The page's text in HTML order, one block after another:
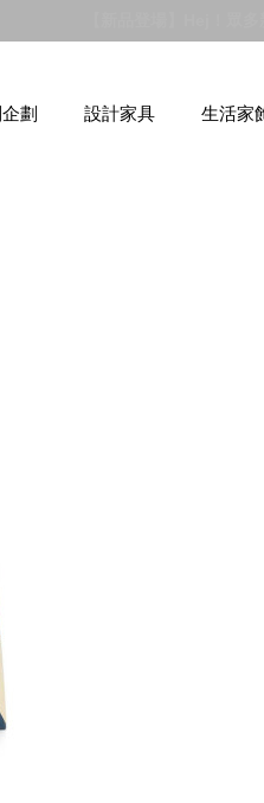
劃 設計家具 生活家